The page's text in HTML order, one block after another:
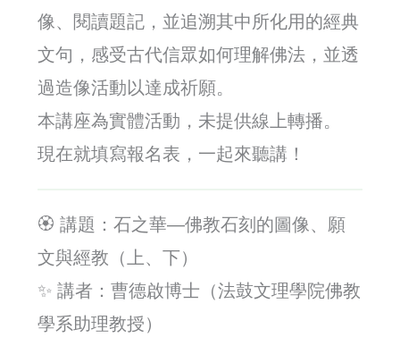
像、閱讀題記，並追溯其中所化用的經典
文句，感受古代信眾如何理解佛法，並透
過造像活動以達成祈願。
本講座為實體活動，未提供線上轉播。
現在就填寫報名表，一起來聽講！
🏵️ 講題：石之華—佛教石刻的圖像、願
文與經教（上、下）
✨ 講者：曹德啟博士（法鼓文理學院佛教
學系助理教授）